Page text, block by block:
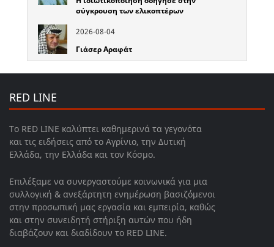
σύγκρουση των ελικοπτέρων
2026-08-04
Γιάσερ Αραφάτ
RED LINE
Το RED LINE καλύπτει καθημερινά τα γεγονότα
και τις ειδήσεις από το Αγρίνιο, την Δυτική
Ελλάδα, την Ελλάδα και τον Κόσμο.
Επιλέξαμε να συνεργαστούμε κοινωνικά για μια
συλλογική & ανεξάρτητη ενημέρωση βασιζόμενοι
στην προσωπική μας εργασία και εμπειρία, καθώς
και στην συνειδητή στήριξη αυτών που ήδη
διαβάζουν και διαδίδουν το RED LINE.